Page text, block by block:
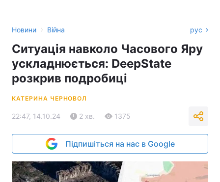
Новини › Війна рус
Ситуація навколо Часового Яру
ускладнюється: DeepState
розкрив подробиці
КАТЕРИНА ЧЕРНОВОЛ
22:47, 14.10.24 2 хв. 1375
Підпишіться на нас в Google